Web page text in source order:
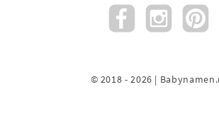
© 2018 - 2026 |